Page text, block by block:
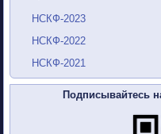
НСКФ-2023
НСКФ-2022
НСКФ-2021
Подписывайтесь